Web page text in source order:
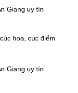
hoa, cúc điểm